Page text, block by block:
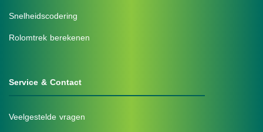
Snelheidscodering
Rolomtrek berekenen
Service & Contact
Veelgestelde vragen